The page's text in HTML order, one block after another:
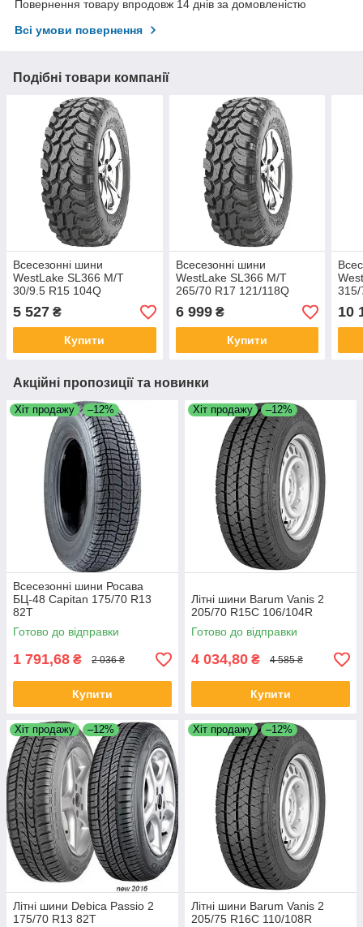
Повернення товару впродовж 14 днів за домовленістю
Всі умови повернення
Подібні товари компанії
Всесезонні шини
WestLake SL366 М/Т
30/9.5 R15 104Q
5 527 ₴
Купити
Всесезонні шини
WestLake SL366 М/Т
265/70 R17 121/118Q
6 999₴
Купити
315/
10
Акційні пропозиції та новинки
Хіт продажу –12%
Всесезонні шини Росава
БЦ-48 Capitan 175/70 R13
82T
Готово до відправки
1 791,68 ₴ 2 036 ₴
Купити
Хіт продажу –12%
Літні шини Barum Vanis 2
205/70 R15C 106/104R
Готово до відправки
4 034,80 ₴ 4 585 ₴
Купити
Хіт продажу –12%
Літні шини Debica Passio 2
175/70 R13 82T
Хіт продажу –12%
Літні шини Barum Vanis 2
205/75 R16C 110/108R